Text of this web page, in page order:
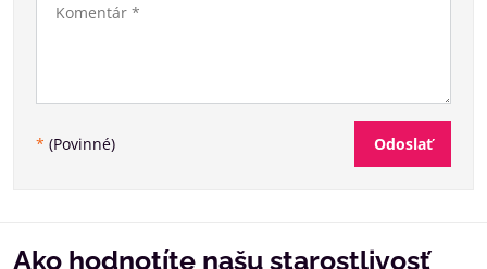
* (Povinné) Odoslať
Ako hodnotíte našu starostlivosť